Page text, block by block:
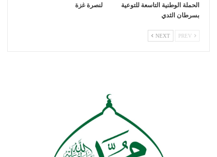
الحملة الوطنية التاسعة للتوعية
بسرطان الثدي
لنصرة غزة
NEXT